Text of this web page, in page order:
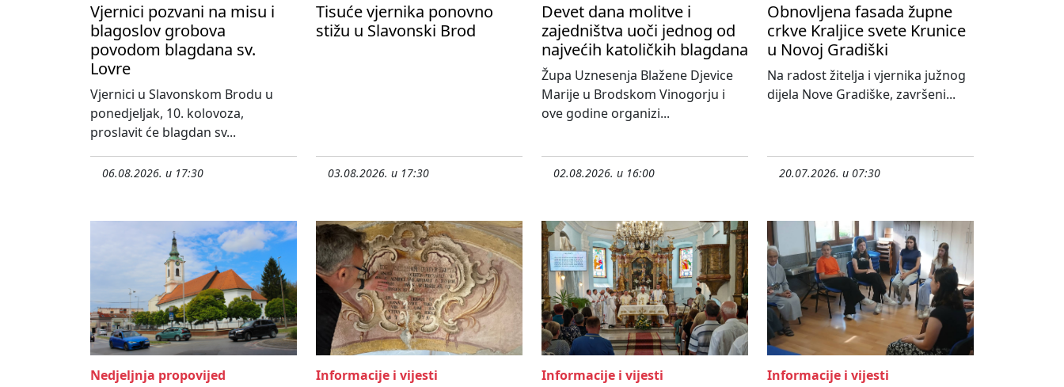
Vjernici pozvani na misu i
blagoslov grobova
povodom blagdana sv.
Lovre
Vjernici u Slavonskom Brodu u
ponedjeljak, 10. kolovoza,
proslavit će blagdan sv...
06.08.2026. u 17:30
Tisuće vjernika ponovno
stižu u Slavonski Brod
03.08.2026. u 17:30
Devet dana molitve i
zajedništva uoči jednog od
najvećih katoličkih blagdana
Župa Uznesenja Blažene Djevice
Marije u Brodskom Vinogorju i
ove godine organizi...
02.08.2026. u 16:00
Obnovljena fasada župne
crkve Kraljice svete Krunice
u Novoj Gradiški
Na radost žitelja i vjernika južnog
dijela Nove Gradiške, završeni...
20.07.2026. u 07:30
Nedjeljnja propovijed Informacije i vijesti Informacije i vijesti Informacije i vijesti